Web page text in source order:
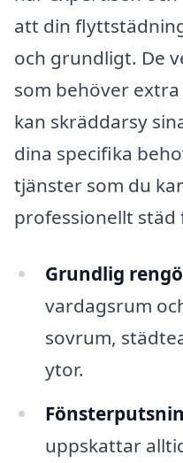
att din
och grundligt. De
som behöver
kan skräddarsy
dina specifika
tjänster som du
professionellt
Grundlig
vardagsrum
sovrum,
ytor.
uppskattar